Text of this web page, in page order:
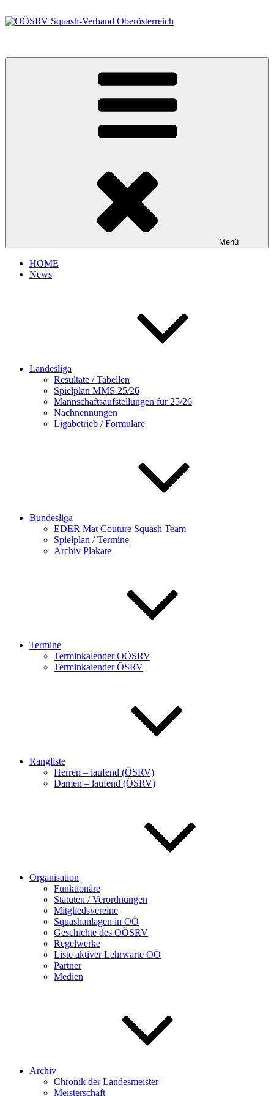
Inhalt
Menü
HOME
News
Landesliga
Resultate / Tabellen
Spielplan MMS 25/26
Mannschaftsaufstellungen für 25/26
Nachnennungen
Ligabetrieb / Formulare
Bundesliga
EDER Mat Couture Squash Team
Spielplan / Termine
Archiv Plakate
Termine
Terminkalender OÖSRV
Terminkalender ÖSRV
Rangliste
Herren – laufend (ÖSRV)
Damen – laufend (ÖSRV)
Organisation
Funktionäre
Statuten / Verordnungen
Mitgliedsvereine
Squashanlagen in OÖ
Geschichte des OÖSRV
Regelwerke
Liste aktiver Lehrwarte OÖ
Partner
Medien
Archiv
Chronik der Landesmeister
Meisterschaft